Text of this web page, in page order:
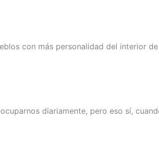
con más personalidad del interior
diariamente, pero eso sí,